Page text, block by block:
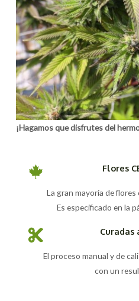
¡Hagamos que disfrutes del
Flores
La gran mayoría de
Es especificado en la
El proceso manual y de
con un